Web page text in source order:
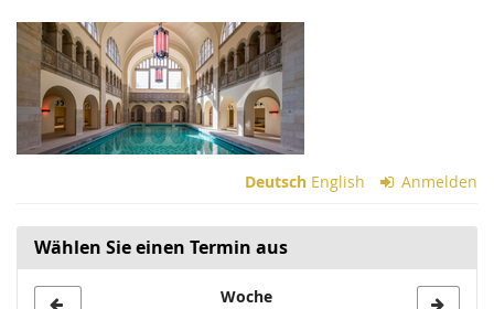
Zum
Haupt-
Inhalt
springen
Deutsch English Anmelden
Wählen Sie einen Termin aus
Woche